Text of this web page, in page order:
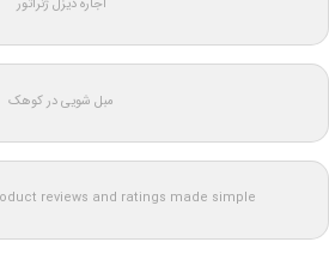
مبل شویی در کوهک
reviews and ratings made simple